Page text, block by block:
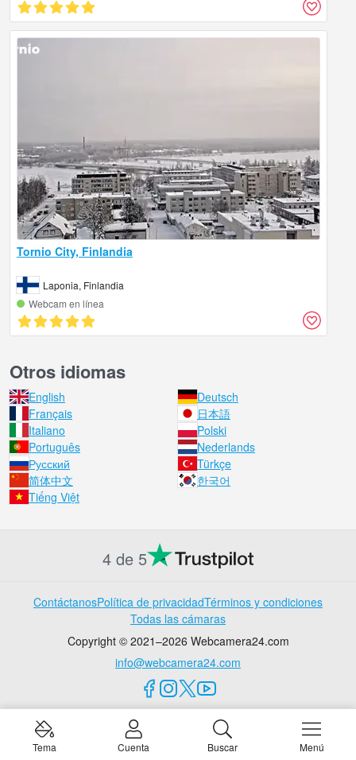
Tornio City, Finlandia
Laponia, Finlandia
Webcam en línea
Otros idiomas
English
Deutsch
Français
日本語
Italiano
Polski
Português
Nederlands
Русский
Türkçe
简体中文
한국어
Tiếng Việt
4 de 5
ContáctanosPolítica de privacidadTérminos y condiciones
Todas las cámaras
Copyright © 2021–2026 Webcamera24.com
info@webcamera24.com
Tema Cuenta Buscar Menú